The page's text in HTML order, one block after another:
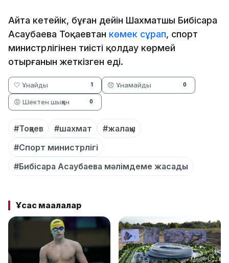
Айта кетейік, бұған дейін Шахматшы Бибісара
Асаубаева Тоқаевтан көмек сұрап, спорт
министрлігінен тиісті қолдау көрмей
отырғанын жеткізген еді.
🤍 Ұнайды 1 😞 Ұнамайды 0
😡 Шектен шыққан 0
#Тоқаев #шахмат
#жалақы
#Спорт министрлігі
#Бибісара Асаубаева мәлімдеме жасады
Ұқсас мақалалар